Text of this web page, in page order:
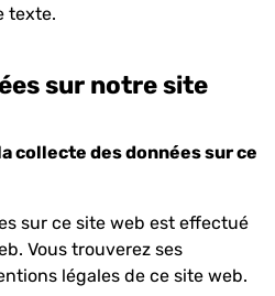
texte.
sur notre site
collecte des données sur ce
sur ce site web est effectué
Vous trouverez ses
légales de ce site web.